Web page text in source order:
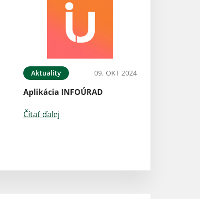
Aktuality 09. OKT 2024
Aplikácia INFOÚRAD
Čítať ďalej